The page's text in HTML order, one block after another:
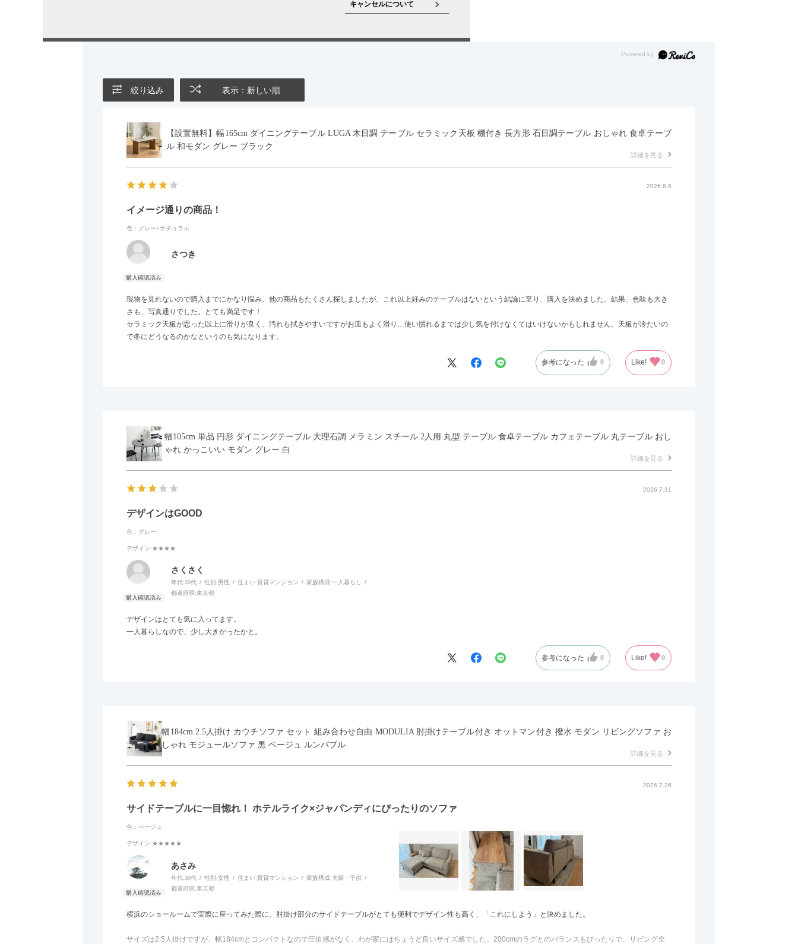
キャンセルについて
絞り込み 表示：新しい順
【設置無料】幅165cm ダイニングテーブル LUGA 木目調 テーブル セラミック天板 棚付き 長方形 石目調テーブル おしゃれ 食卓テーブ
ル 和モダン グレー ブラック
詳細を見る
2026.8.6
イメージ通りの商品！
色：グレー×ナチュラル
さつき
現物を見れないので購入までにかなり悩み、他の商品もたくさん探しましたが、これ以上好みのテーブルはないという結論に至り、購入を決めました。結果、色味も大き
さも、写真通りでした。とても満足です！
セラミック天板が思った以上に滑りが良く、汚れも拭きやすいですがお皿もよく滑り…使い慣れるまでは少し気を付けなくてはいけないかもしれません。天板が冷たいの
で冬にどうなるのかなというのも気になります。
参考になった 0 Like! 0
幅105cm 単品 円形 ダイニングテーブル 大理石調 メラミン スチール 2人用 丸型 テーブル 食卓テーブル カフェテーブル 丸テーブル おし
ゃれ かっこいい モダン グレー 白
詳細を見る
2026.7.31
デザインはGOOD
色：グレー
デザイン:★★★★
さくさく
年代:20代 性別:男性 住まい:賃貸マンション 家族構成:一人暮らし
都道府県:東京都
デザインはとても気に入ってます。
一人暮らしなので、少し大きかったかと。
参考になった 0 Like! 0
幅184cm 2.5人掛け カウチソファ セット 組み合わせ自由 MODULIA 肘掛けテーブル付き オットマン付き 撥水 モダン リビングソファ お
しゃれ モジュールソファ 黒 ベージュ ルンバブル
詳細を見る
2026.7.26
サイドテーブルに一目惚れ！ ホテルライク×ジャパンディにぴったりのソファ
色：ベージュ
デザイン:★★★★★
あさみ
年代:30代 性別:女性 住まい:賃貸マンション 家族構成:夫婦・子供
都道府県:東京都
横浜のショールームで実際に座ってみた際に、肘掛け部分のサイドテーブルがとても便利でデザイン性も高く、「これにしよう」と決めました。
サイズは2.5人掛けですが、幅184cmとコンパクトなので圧迫感がなく、わが家にはちょうど良いサイズ感でした。200cmのラグとのバランスもぴったりで、リビング全